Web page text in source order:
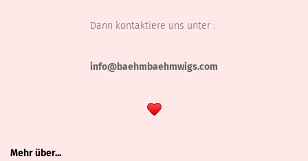
Dann kontaktiere uns unter :
info@baehmbaehmwigs.com
Mehr über...